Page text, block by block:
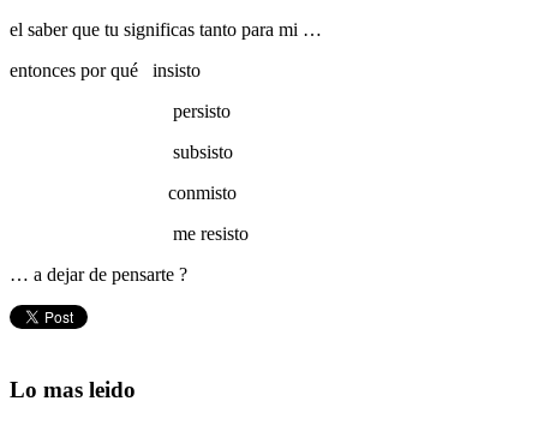
el saber que tu significas tanto para mi …
entonces por qué insisto
persisto
subsisto
conmisto
me resisto
… a dejar de pensarte ?
Lo mas leido